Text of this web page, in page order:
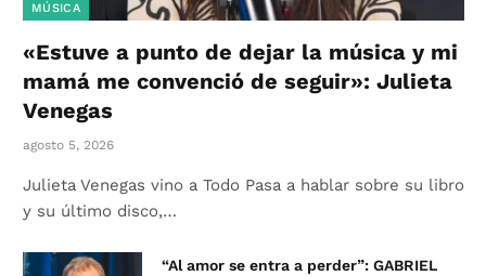
MÚSICA
«Estuve a punto de dejar la música y mi
mamá me convenció de seguir»: Julieta
Venegas
agosto 5, 2026
Julieta Venegas vino a Todo Pasa a hablar sobre su libro
y su último disco,…
“Al amor se entra a perder”: GABRIEL